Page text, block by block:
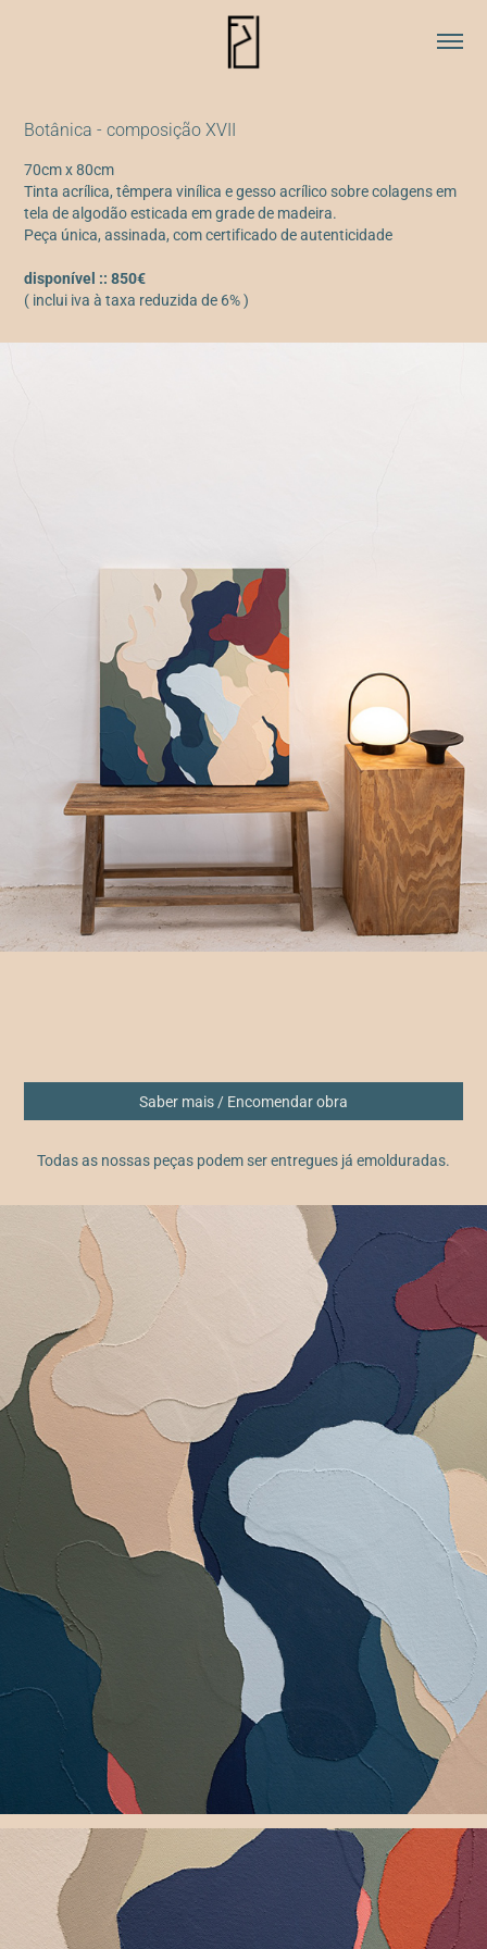
Botânica - composição XVII
70cm x 80cm
Tinta acrílica, têmpera vinílica e gesso acrílico sobre colagens em
tela de algodão esticada em grade de madeira.
Peça única, assinada, com certificado de autenticidade
disponível :: 850€
( inclui iva à taxa reduzida de 6% )
Saber mais / Encomendar obra
Todas as nossas peças podem ser entregues já emolduradas.